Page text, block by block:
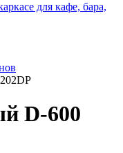
для кафе, бара,
D-600